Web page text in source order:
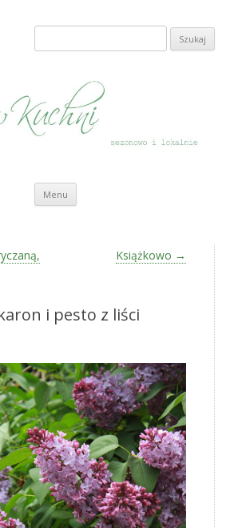
Szukaj:
Menu Przeskocz do treści
Książkowo →
i pesto z liści